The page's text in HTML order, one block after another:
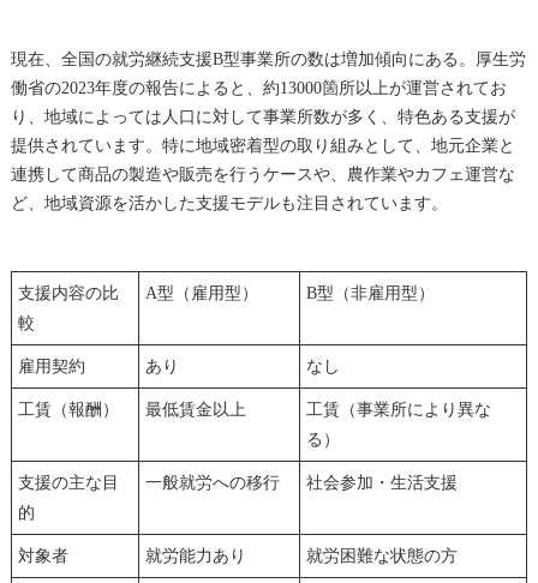
現在、全国の就労継続支援B型事業所の数は増加傾向にある。厚生労
働省の2023年度の報告によると、約13000箇所以上が運営されてお
り、地域によっては人口に対して事業所数が多く、特色ある支援が
提供されています。特に地域密着型の取り組みとして、地元企業と
連携して商品の製造や販売を行うケースや、農作業やカフェ運営な
ど、地域資源を活かした支援モデルも注目されています。
支援内容の比
較
A型（雇用型） B型（非雇用型）
雇用契約 あり なし
工賃（報酬） 最低賃金以上
工賃（事業所により異な
る）
支援の主な目
的
一般就労への移行 社会参加・生活支援
対象者 就労能力あり 就労困難な状態の方